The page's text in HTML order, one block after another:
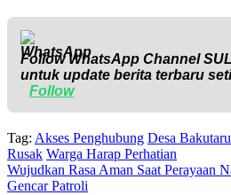
Follow WhatsApp Channel
untuk update berita terbaru
Follow
Tag: Akses Penghubung Desa Bakutaru
Rusak Warga Harap Perhatian
Wujudkan Rasa Aman Saat Perayaan
Gencar Patroli